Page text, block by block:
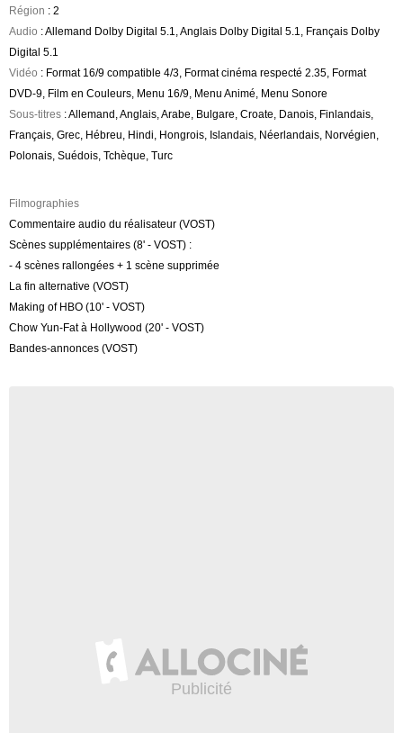
Région : 2
Audio : Allemand Dolby Digital 5.1, Anglais Dolby Digital 5.1, Français Dolby
Digital 5.1
Vidéo : Format 16/9 compatible 4/3, Format cinéma respecté 2.35, Format
DVD-9, Film en Couleurs, Menu 16/9, Menu Animé, Menu Sonore
Sous-titres : Allemand, Anglais, Arabe, Bulgare, Croate, Danois, Finlandais,
Français, Grec, Hébreu, Hindi, Hongrois, Islandais, Néerlandais, Norvégien,
Polonais, Suédois, Tchèque, Turc
Filmographies
Commentaire audio du réalisateur (VOST)
Scènes supplémentaires (8' - VOST) :
- 4 scènes rallongées + 1 scène supprimée
La fin alternative (VOST)
Making of HBO (10' - VOST)
Chow Yun-Fat à Hollywood (20' - VOST)
Bandes-annonces (VOST)